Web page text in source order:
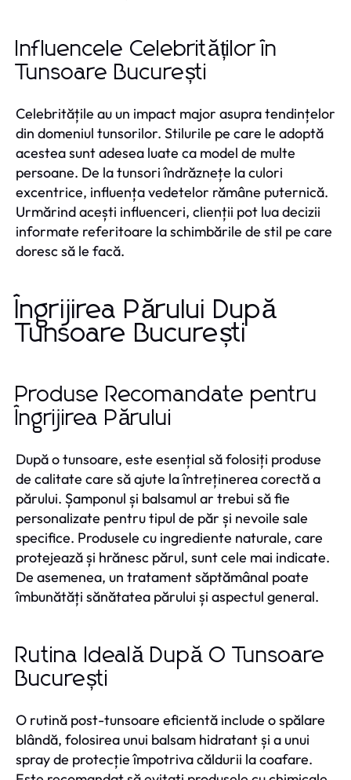
Influencele Celebrităților în
Tunsoare București
Celebritățile au un impact major asupra tendințelor
din domeniul tunsorilor. Stilurile pe care le adoptă
acestea sunt adesea luate ca model de multe
persoane. De la tunsori îndrăznețe la culori
excentrice, influența vedetelor rămâne puternică.
Urmărind acești influenceri, clienții pot lua decizii
informate referitoare la schimbările de stil pe care
doresc să le facă.
Îngrijirea Părului După
Tunsoare București
Produse Recomandate pentru
Îngrijirea Părului
După o tunsoare, este esențial să folosiți produse
de calitate care să ajute la întreținerea corectă a
părului. Șamponul și balsamul ar trebui să fie
personalizate pentru tipul de păr și nevoile sale
specifice. Produsele cu ingrediente naturale, care
protejează și hrănesc părul, sunt cele mai indicate.
De asemenea, un tratament săptămânal poate
îmbunătăți sănătatea părului și aspectul general.
Rutina Ideală După O Tunsoare
București
O rutină post-tunsoare eficientă include o spălare
blândă, folosirea unui balsam hidratant și a unui
spray de protecție împotriva căldurii la coafare.